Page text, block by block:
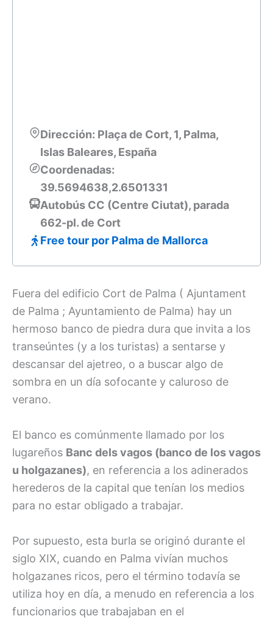
Dirección: Plaça de Cort, 1, Palma,
Islas Baleares, España
Coordenadas:
39.5694638,2.6501331
Autobús CC (Centre Ciutat), parada
662-pl. de Cort
Free tour por Palma de Mallorca
Fuera del edificio Cort de Palma ( Ajuntament
de Palma ; Ayuntamiento de Palma) hay un
hermoso banco de piedra dura que invita a los
transeúntes (y a los turistas) a sentarse y
descansar del ajetreo, o a buscar algo de
sombra en un día sofocante y caluroso de
verano.
El banco es comúnmente llamado por los
lugareños Banc dels vagos (banco de los vagos
u holgazanes), en referencia a los adinerados
herederos de la capital que tenían los medios
para no estar obligado a trabajar.
Por supuesto, esta burla se originó durante el
siglo XIX, cuando en Palma vivían muchos
holgazanes ricos, pero el término todavía se
utiliza hoy en día, a menudo en referencia a los
funcionarios que trabajaban en el